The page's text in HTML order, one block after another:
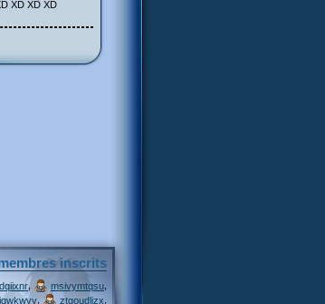
XD XD XD
membres inscrits
, msivymtqsu
ztgoudljzx